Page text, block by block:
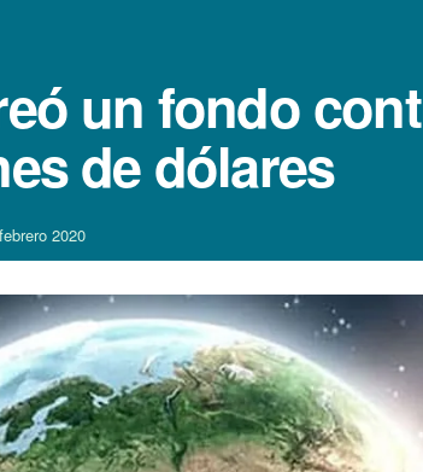
un fondo
de dólares
2020